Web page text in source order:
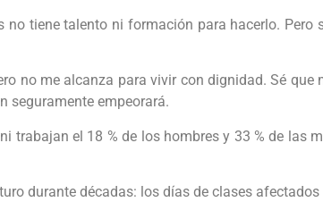
tiene talento ni formación para hacerlo. Pero
no me alcanza para vivir con dignidad. Sé
seguramente empeorará.
trabajan el 18 % de los hombres y 33 % de las
durante décadas: los días de clases